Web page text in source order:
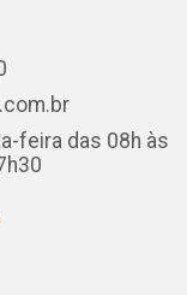
feira das 08h às